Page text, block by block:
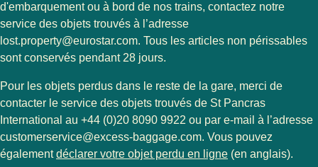
d'embarquement ou à bord de nos trains, contactez notre
service des objets trouvés à l’adresse
lost.property@eurostar.com. Tous les articles non périssables
sont conservés pendant 28 jours.
Pour les objets perdus dans le reste de la gare, merci de
contacter le service des objets trouvés de St Pancras
International au +44 (0)20 8090 9922 ou par e-mail à l’adresse
customerservice@excess-baggage.com. Vous pouvez
égalementdéclarer votre objet perdu en ligne( Ouvre un nouvel
(en anglais).